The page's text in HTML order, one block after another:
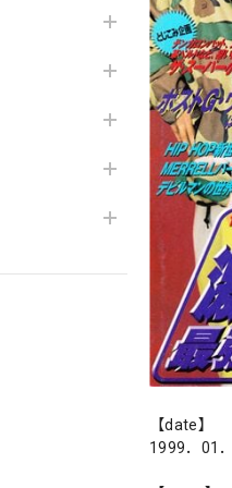
【date】
1999．01